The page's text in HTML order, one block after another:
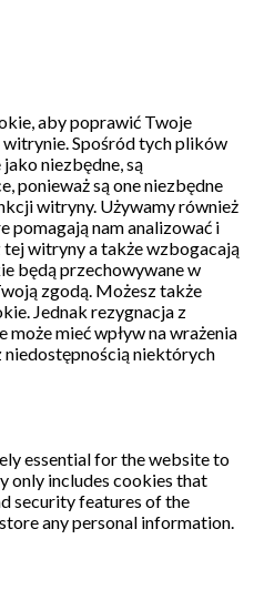
aby poprawić Twoje
Spośród tych plików
niezbędne, są
ponieważ są one niezbędne
witryny. Używamy również
nam analizować i
witryny a także wzbogacają
będą przechowywane w
zgodą. Możesz także
Jednak rezygnacja z
mieć wpływ na wrażenia
niedostępnością niektórych
essential for the website to
only includes cookies that
security features of the
any personal information.